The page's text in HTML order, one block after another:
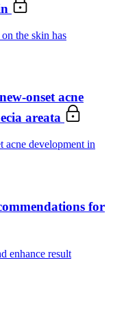
the skin has
onset acne
areata
acne development in
for
enhance result